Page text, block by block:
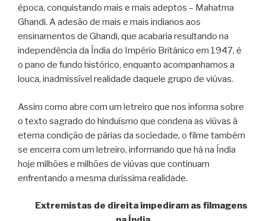
época, conquistando mais e mais adeptos – Mahatma
Ghandi. A adesão de mais e mais indianos aos
ensinamentos de Ghandi, que acabaria resultando na
independência da Índia do Império Britânico em 1947, é
o pano de fundo histórico, enquanto acompanhamos a
louca, inadmissível realidade daquele grupo de viúvas.
Assim como abre com um letreiro que nos informa sobre
o texto sagrado do hinduísmo que condena as viúvas à
eterna condição de párias da sociedade, o filme também
se encerra com um letreiro, informando que há na Índia
hoje milhões e milhões de viúvas que continuam
enfrentando a mesma duríssima realidade.
Extremistas de direita impediram as filmagens